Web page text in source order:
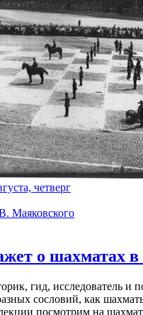
четверг
Маяковского
о шахматах
гид, исследователь и
сословий, как
посмотрим на